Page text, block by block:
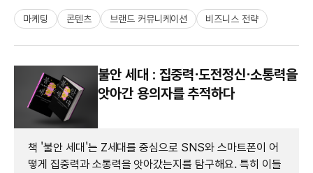
마케팅 콘텐츠 브랜드 커뮤니케이션 비즈니스 전략
불안 세대 : 집중력⋅도전정신⋅소통력을
앗아간 용의자를 추적하다
책 '불안 세대'는 Z세대를 중심으로 SNS와 스마트폰이 어
떻게 집중력과 소통력을 앗아갔는지를 탐구해요. 특히 이들